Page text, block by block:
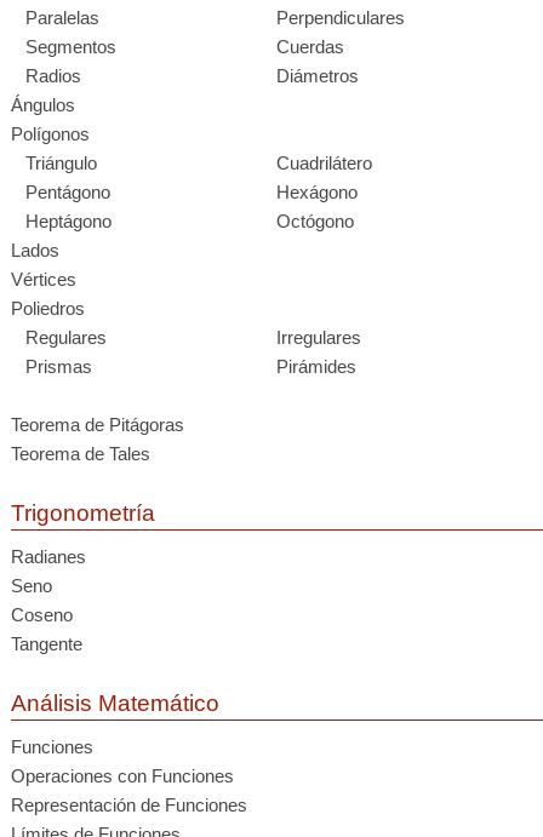
Paralelas
Perpendiculares
Segmentos
Cuerdas
Radios
Diámetros
Ángulos
Polígonos
Triángulo
Cuadrilátero
Pentágono
Hexágono
Heptágono
Octógono
Lados
Vértices
Poliedros
Regulares
Irregulares
Prismas
Pirámides
Teorema de Pitágoras
Teorema de Tales
Trigonometría
Radianes
Seno
Coseno
Tangente
Análisis Matemático
Funciones
Operaciones con Funciones
Representación de Funciones